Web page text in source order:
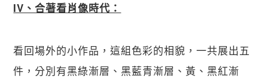
IV、合著看肖像時代：
看回場外的小作品，這組色彩的相貌，一共展出五
件，分別有黑綠漸層、黑藍青漸層、黃、黑紅漸